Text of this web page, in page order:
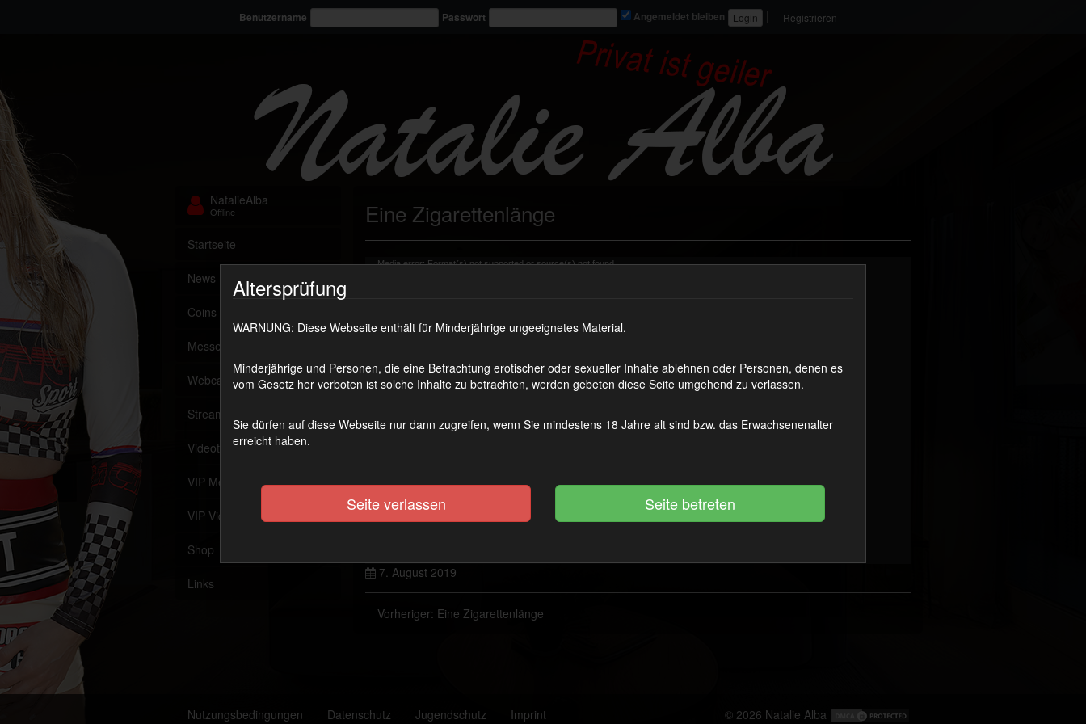
Benutzername Passwort Angemeldet bleiben Registrieren
NatalieAlba
Offline
Startseite
News
Coins aufladen
Messenger
Webcam Offline
Streaming (VoD)
Videothek
VIP Member werden
VIP Videothek
Shop
Links
Eine Zigarettenlänge
Video-
Media error: Format(s) not supported or source(s) not found
7. August 2019
Vorheriger: Eine Zigarettenlänge
Nutzungsbedingungen Datenschutz Jugendschutz Imprint © 2026 Natalie Alba
Altersprüfung
WARNUNG: Diese Webseite enthält für Minderjährige ungeeignetes Material.
Minderjährige und Personen, die eine Betrachtung erotischer oder sexueller Inhalte ablehnen oder Personen, denen es
vom Gesetz her verboten ist solche Inhalte zu betrachten, werden gebeten diese Seite umgehend zu verlassen.
Sie dürfen auf diese Webseite nur dann zugreifen, wenn Sie mindestens 18 Jahre alt sind bzw. das Erwachsenenalter
erreicht haben.
Seite verlassen